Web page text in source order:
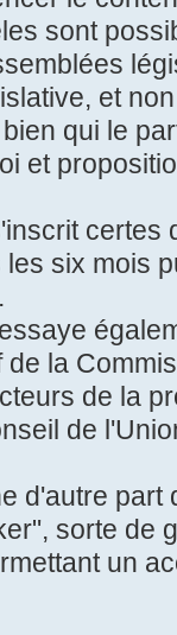
sont
et
qui le
et
certes
six mois
la
de la
de
d'autre part
sorte de
un